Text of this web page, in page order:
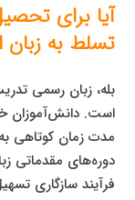
آیا برای
تسلط به
بله، زبان رسمی
است. دانش‌آموزان
مدت زمان کوتاهی
دوره‌های مقدماتی
فرآیند سازگاری